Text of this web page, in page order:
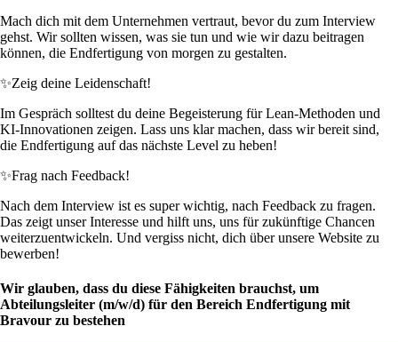
Mach dich mit dem Unternehmen vertraut, bevor du zum Interview
gehst. Wir sollten wissen, was sie tun und wie wir dazu beitragen
können, die Endfertigung von morgen zu gestalten.
✨Zeig deine Leidenschaft!
Im Gespräch solltest du deine Begeisterung für Lean-Methoden und
KI-Innovationen zeigen. Lass uns klar machen, dass wir bereit sind,
die Endfertigung auf das nächste Level zu heben!
✨Frag nach Feedback!
Nach dem Interview ist es super wichtig, nach Feedback zu fragen.
Das zeigt unser Interesse und hilft uns, uns für zukünftige Chancen
weiterzuentwickeln. Und vergiss nicht, dich über unsere Website zu
bewerben!
Wir glauben, dass du diese Fähigkeiten brauchst, um
Abteilungsleiter (m/w/d) für den Bereich Endfertigung mit
Bravour zu bestehen